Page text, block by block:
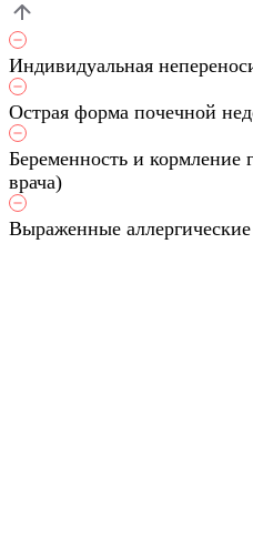
Индивидуальная
Острая форма почечной
Беременность и кормление
врача)
Выраженные